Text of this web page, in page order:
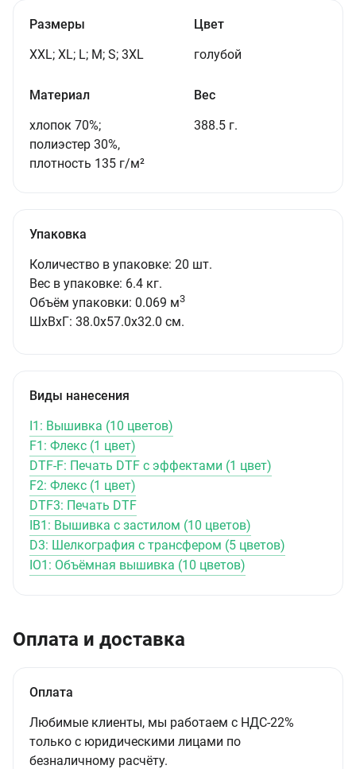
Размеры
XXL; XL; L; M; S; 3XL
Цвет
голубой
Материал
хлопок 70%;
полиэстер 30%,
плотность 135 г/м²
Вес
388.5 г.
Упаковка
Количество в упаковке: 20 шт.
Вес в упаковке: 6.4 кг.
Объём упаковки: 0.069 м3
ШxВxГ: 38.0x57.0x32.0 см.
Виды нанесения
I1: Вышивка (10 цветов)
F1: Флекс (1 цвет)
DTF-F: Печать DTF с эффектами (1 цвет)
F2: Флекс (1 цвет)
DTF3: Печать DTF
IB1: Вышивка с застилом (10 цветов)
D3: Шелкография с трансфером (5 цветов)
IO1: Объёмная вышивка (10 цветов)
Оплата и доставка
Оплата
Любимые клиенты, мы работаем с НДС-22%
только с юридическими лицами по
безналичному расчёту.